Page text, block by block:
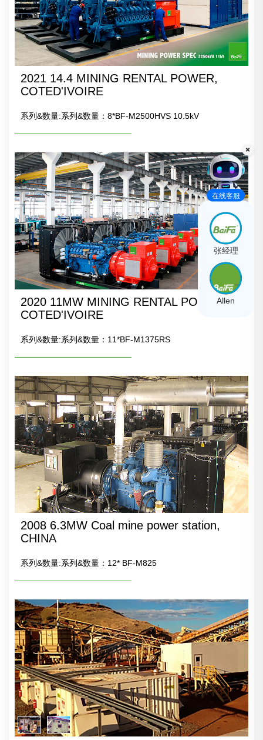
2021 14.4 MINING RENTAL POWER,
COTED'IVOIRE
系列&数量:系列&数量：8*BF-M2500HVS 10.5kV
2020 11MW MINING RENTAL POWER,
COTED'IVOIRE
系列&数量:系列&数量：11*BF-M1375RS
2008 6.3MW Coal mine power station,
CHINA
系列&数量:系列&数量：12* BF-M825
在线客服
张经理
Allen